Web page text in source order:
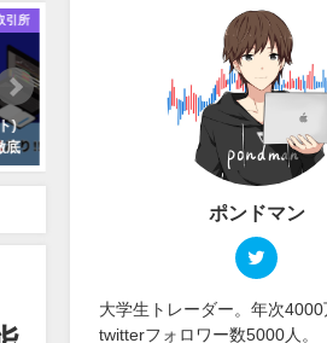
引所
)
底
おすすめ取引所
【ボーナス・スプレッド・信頼
性】項目別で海外FX取引所おすす
ポンドマン
大学生トレーダー。年次4000
twitterフォロワー数5000人。